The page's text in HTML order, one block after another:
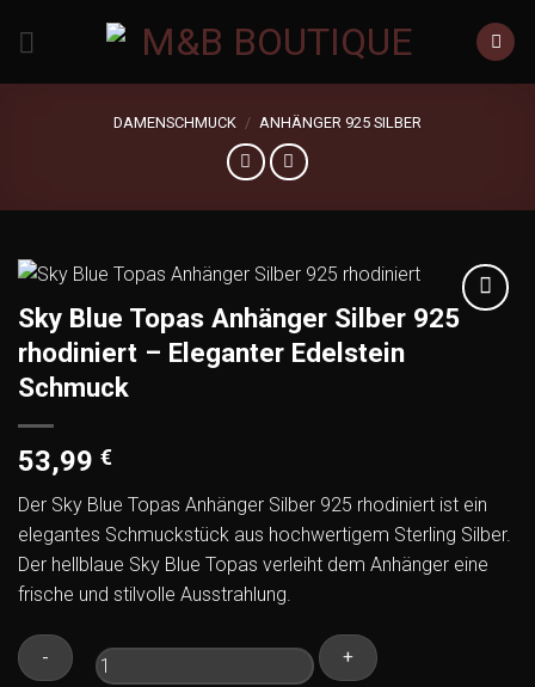
DAMENSCHMUCK / ANHÄNGER 925 SILBER
Add to
Sky Blue Topas Anhänger Silber 925
rhodiniert – Eleganter Edelstein
Schmuck
53,99 €
Der Sky Blue Topas Anhänger Silber 925 rhodiniert ist ein
elegantes Schmuckstück aus hochwertigem Sterling Silber.
Der hellblaue Sky Blue Topas verleiht dem Anhänger eine
frische und stilvolle Ausstrahlung.